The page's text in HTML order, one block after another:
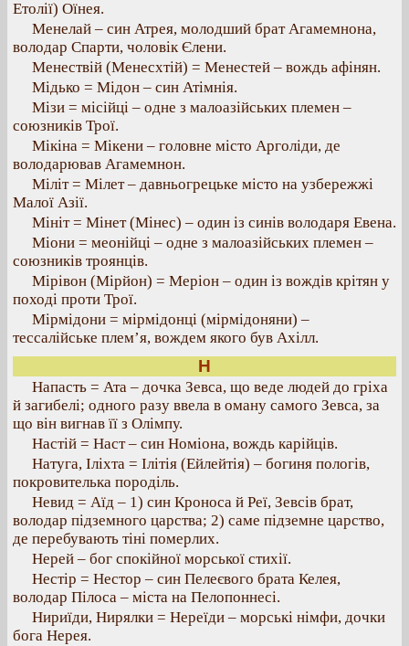
Етолії) Оїнея.
Менелай – син Атрея, молодший брат Агамемнона,
володар Спарти, чоловік Єлени.
Менествій (Менесхтій) = Менестей – вождь афінян.
Мідько = Мідон – син Атімнія.
Мізи = місійці – одне з малоазійських племен –
союзників Трої.
Мікіна = Мікени – головне місто Арголіди, де
володарював Агамемнон.
Міліт = Мілет – давньогрецьке місто на узбережжі
Малої Азії.
Мініт = Мінет (Мінес) – один із синів володаря Евена.
Міони = меонійці – одне з малоазійських племен –
союзників троянців.
Мірівон (Мірйон) = Меріон – один із вождів крітян у
поході проти Трої.
Мірмідони = мірмідонці (мірмідоняни) –
тессалійське плем’я, вождем якого був Ахілл.
Н
Напасть = Ата – дочка Зевса, що веде людей до гріха
й загибелі; одного разу ввела в оману самого Зевса, за
що він вигнав її з Олімпу.
Настій = Наст – син Номіона, вождь карійців.
Натуга, Іліхта = Ілітія (Ейлейтія) – богиня пологів,
покровителька породіль.
Невид = Аїд – 1) син Кроноса й Реї, Зевсів брат,
володар підземного царства; 2) саме підземне царство,
де перебувають тіні померлих.
Нерей – бог спокійної морської стихії.
Нестір = Нестор – син Пелеєвого брата Келея,
володар Пілоса – міста на Пелопоннесі.
Нириїди, Нирялки = Нереїди – морські німфи, дочки
бога Нерея.